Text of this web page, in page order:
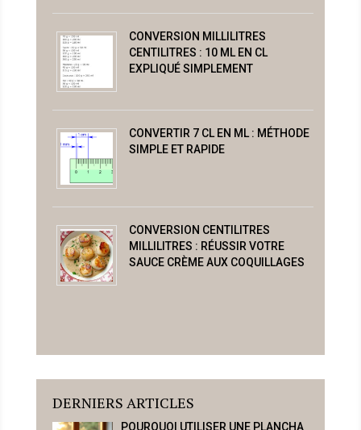
CONVERSION MILLILITRES
CENTILITRES : 10 ML EN CL
EXPLIQUÉ SIMPLEMENT
CONVERTIR 7 CL EN ML : MÉTHODE
SIMPLE ET RAPIDE
CONVERSION CENTILITRES
MILLILITRES : RÉUSSIR VOTRE
SAUCE CRÈME AUX COQUILLAGES
DERNIERS ARTICLES
POURQUOI UTILISER UNE PLANCHA